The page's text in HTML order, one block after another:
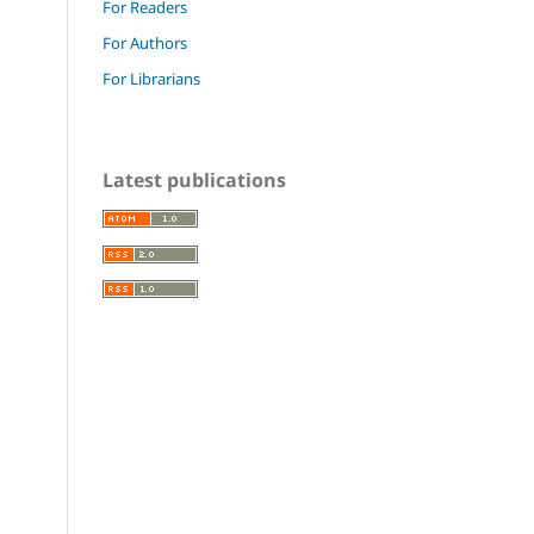
For Readers
For Authors
For Librarians
Latest publications